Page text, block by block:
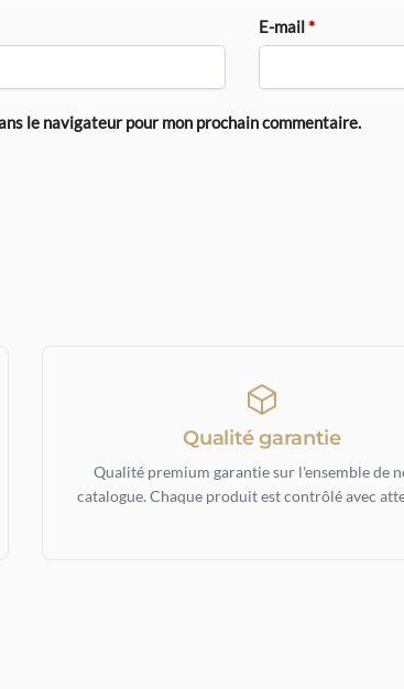
E-mail*
le navigateur pour mon prochain commentaire.
Qualité garantie
Qualité premium garantie sur l'ensemble de
catalogue. Chaque produit est contrôlé avec